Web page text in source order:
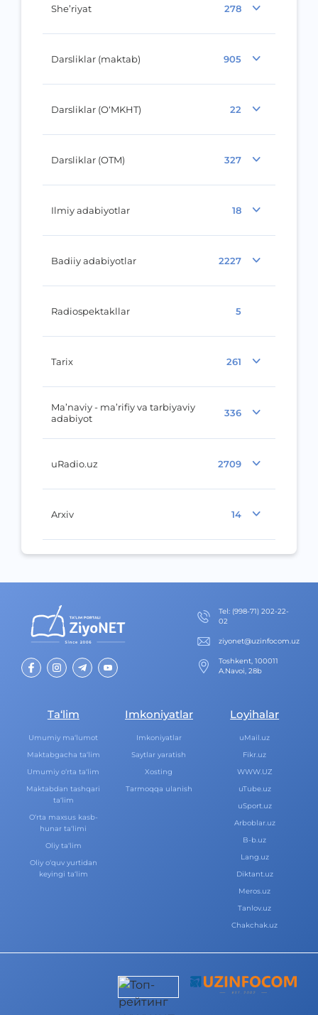
She’riyat 278
Darsliklar (maktab) 905
Darsliklar (O‘MKHT) 22
Darsliklar (OTM) 327
Ilmiy adabiyotlar 18
Badiiy adabiyotlar 2227
Radiospektakllar 5
Tarix 261
Ma’naviy - ma’rifiy va tarbiyaviy
adabiyot
336
uRadio.uz 2709
Arxiv 14
Теl: (998-71) 202-22-
02
ziyonet@uzinfocom.uz
Toshkent, 100011
A.Navoi, 28b
Ta‘lim
Umumiy ma‘lumot
Maktabgacha ta‘lim
Umumiy o‘rta ta‘lim
Maktabdan tashqari
ta‘lim
O‘rta maxsus kasb-
hunar ta‘limi
Oliy ta‘lim
Oliy o‘quv yurtidan
keyingi ta‘lim
Imkoniyatlar
Imkoniyatlar
Saytlar yaratish
Xosting
Tarmoqqa ulanish
Loyihalar
uMail.uz
Fikr.uz
WWW.UZ
uTube.uz
uSport.uz
Arboblar.uz
B-b.uz
Lang.uz
Diktant.uz
Meros.uz
Tanlov.uz
Chakchak.uz